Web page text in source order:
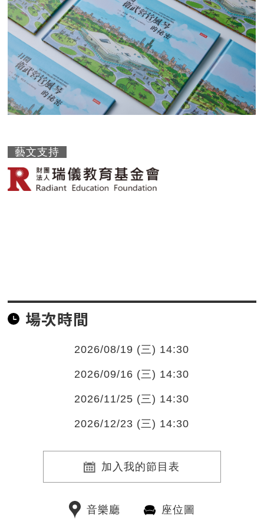
藝文支持
場次時間
2026/08/19 (三) 14:30
2026/09/16 (三) 14:30
2026/11/25 (三) 14:30
2026/12/23 (三) 14:30
加入我的節目表
音樂廳 座位圖